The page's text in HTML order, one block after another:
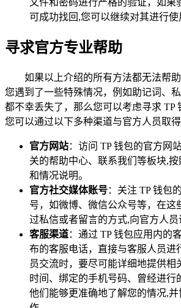
文件和密码进行严格的验证，如果
可成功找回,您可以继续对其进行使
寻求官方专业帮助
如果以上介绍的所有方法都无法帮
您遇到了一些特殊情况，例如助记词、
都不幸丢失了，那么您可以考虑寻求 TP
您可以通过以下多种渠道与官方人员取得
官方网站：访问 TP 钱包的官方网
关的帮助中心、联系我们等板块,
和情况说明。
官方社交媒体账号：关注 TP 钱包
号，如微博、微信公众号等，在这
过私信或者留言的方式,向官方人员
客服渠道：通过 TP 钱包应用内的
布的客服电话，直接与客服人员进
员交流时，要尽可能详细地提供相
时间、绑定的手机号码、曾经进行
他们能够更准确地了解您的情况,